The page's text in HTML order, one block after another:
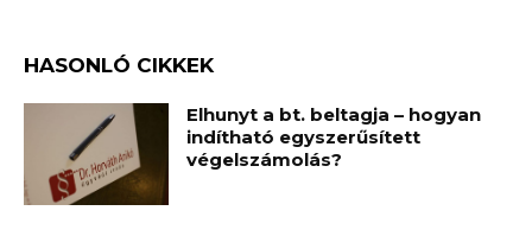
HASONLÓ CIKKEK
Elhunyt a bt. beltagja – hogyan
indítható egyszerűsített
végelszámolás?